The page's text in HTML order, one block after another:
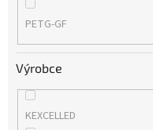
PETG-GF
Výrobce
KEXCELLED